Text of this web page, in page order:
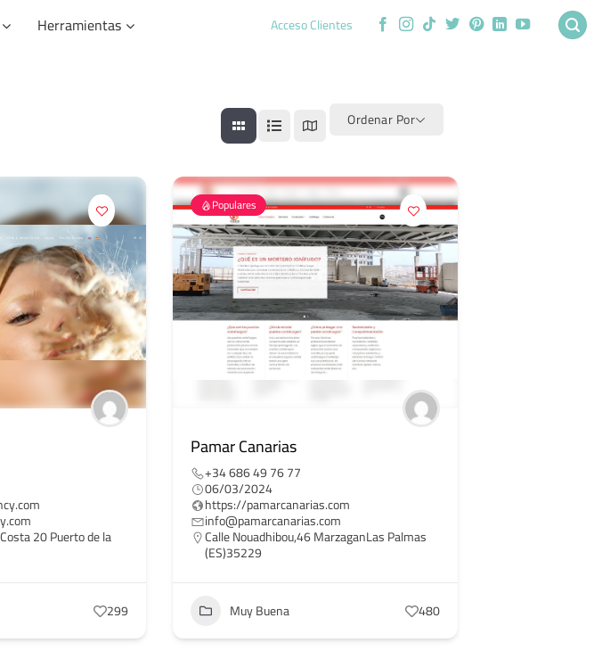
Herramientas
Acceso Clientes
Ordenar Por
20 Puerto de la
299
Populares
Pamar Canarias
+34 686 49 76 77
06/03/2024
https://pamarcanarias.com
info@pamarcanarias.com
Calle Nouadhibou,46 MarzaganLas Palmas
(ES)35229
Muy Buena 480